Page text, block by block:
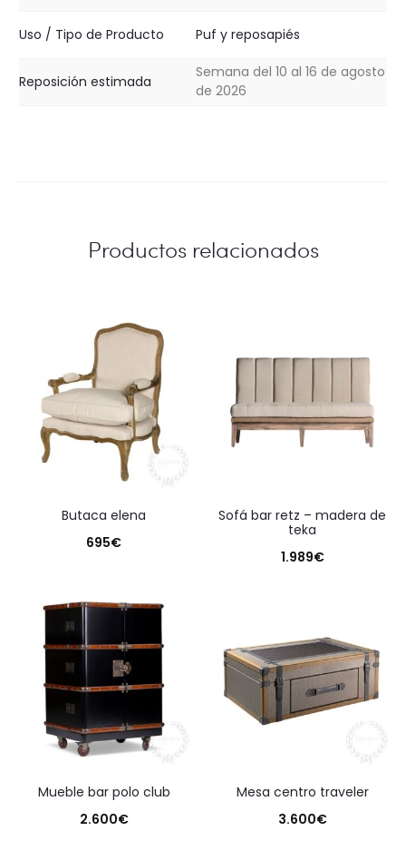
Uso / Tipo de Producto Puf y reposapiés
Reposición estimada
Semana del 10 al 16 de agosto
de 2026
Productos relacionados
butaca elena
695€
sofá bar retz – madera de
teka
1.989€
mueble bar polo club
2.600€
mesa centro traveler
3.600€